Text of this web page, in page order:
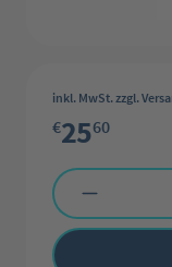
inkl. MwSt. zzgl.
€2560
Produkt Anzahl: Gib